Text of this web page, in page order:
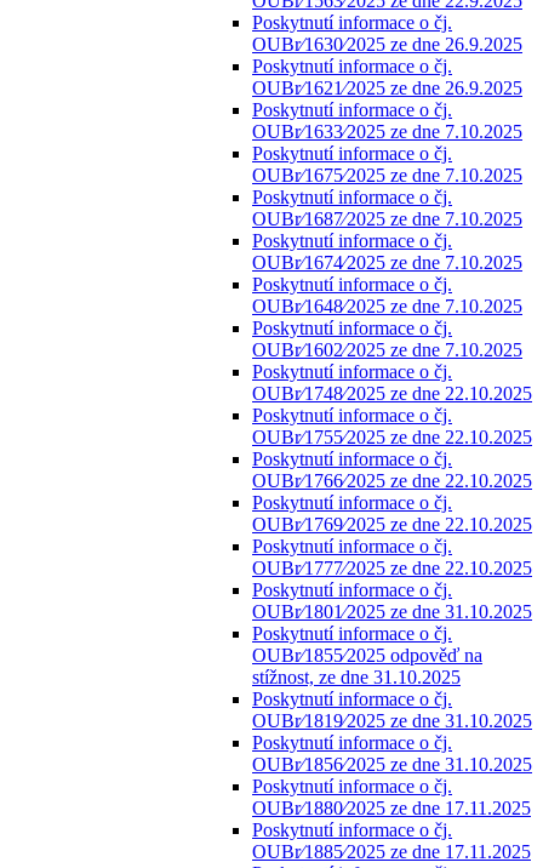
Poskytnutí informace o čj.
OUBr⁄1630⁄2025 ze dne 26.9.2025
Poskytnutí informace o čj.
OUBr⁄1621⁄2025 ze dne 26.9.2025
Poskytnutí informace o čj.
OUBr⁄1633⁄2025 ze dne 7.10.2025
Poskytnutí informace o čj.
OUBr⁄1675⁄2025 ze dne 7.10.2025
Poskytnutí informace o čj.
OUBr⁄1687⁄2025 ze dne 7.10.2025
Poskytnutí informace o čj.
OUBr⁄1674⁄2025 ze dne 7.10.2025
Poskytnutí informace o čj.
OUBr⁄1648⁄2025 ze dne 7.10.2025
Poskytnutí informace o čj.
OUBr⁄1602⁄2025 ze dne 7.10.2025
Poskytnutí informace o čj.
OUBr⁄1748⁄2025 ze dne 22.10.2025
Poskytnutí informace o čj.
OUBr⁄1755⁄2025 ze dne 22.10.2025
Poskytnutí informace o čj.
OUBr⁄1766⁄2025 ze dne 22.10.2025
Poskytnutí informace o čj.
OUBr⁄1769⁄2025 ze dne 22.10.2025
Poskytnutí informace o čj.
OUBr⁄1777⁄2025 ze dne 22.10.2025
Poskytnutí informace o čj.
OUBr⁄1801⁄2025 ze dne 31.10.2025
Poskytnutí informace o čj.
OUBr⁄1855⁄2025 odpověď na
stížnost, ze dne 31.10.2025
Poskytnutí informace o čj.
OUBr⁄1819⁄2025 ze dne 31.10.2025
Poskytnutí informace o čj.
OUBr⁄1856⁄2025 ze dne 31.10.2025
Poskytnutí informace o čj.
OUBr⁄1880⁄2025 ze dne 17.11.2025
Poskytnutí informace o čj.
OUBr⁄1885⁄2025 ze dne 17.11.2025